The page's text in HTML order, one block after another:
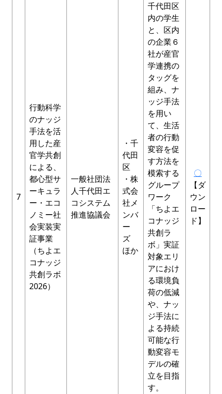
7
行動科学
のナッジ
手法を活
用した産
官学共創
による、
都心型サ
ーキュラ
ー・エコ
ノミー社
会実装実
証事業
（ちよエ
コナッジ
共創ラボ
2026）
一般社団法
人千代田エ
コシステム
推進協議会
・千
代田
区
・株
式会
社メ
ンバ
ー
ズ
ほか
千代田区
内の学生
と、区内
の企業６
社が産官
学連携の
タッグを
組み、ナ
ッジ手法
を用い
て、生活
者の行動
変容を促
す方法を
模索する
グループ
ワーク
「ちよエ
コナッジ
共創ラ
ボ」実証
対象エリ
アにおけ
る環境負
荷の低減
や、ナッ
ジ手法に
よる持続
可能な行
動変容モ
デルの確
立を目指
す。
〇
【ダ
ウン
ロー
ド】